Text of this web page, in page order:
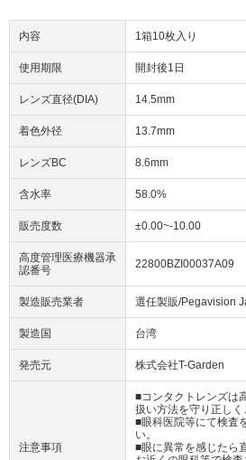
内容 1箱10枚入り
使用期限 開封後1日
レンズ直径(DIA) 14.5mm
着色外径 13.7mm
レンズBC 8.6mm
含水率 58.0%
販売度数 ±0.00~-10.00
高度管理医療機器承
認番号
22800BZI00037A09
製造販売業者 選任製販/Pegavision
製造国 台湾
発売元 株式会社T-Garden
注意事項
■コンタクトレンズは
扱い方法を守り正しく
■眼科医院等にて検査
い。
■眼に異常を感じたら